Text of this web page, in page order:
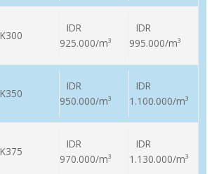
K300
IDR
925.000/m³
IDR
995.000/m³
K350
IDR
950.000/m³
IDR
1.100.000/m³
K375
IDR
970.000/m³
IDR
1.130.000/m³